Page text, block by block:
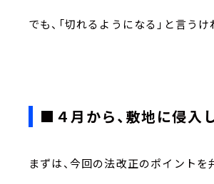
でも、「切れるようになる」と言う
■４月から、敷地に侵入
まずは、今回の法改正のポイント